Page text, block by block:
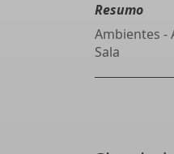
Resumo
Ambientes -
Sala